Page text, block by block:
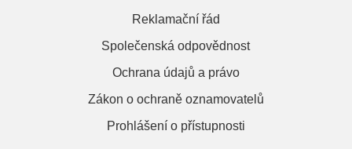
Reklamační řád
Společenská odpovědnost
Ochrana údajů a právo
Zákon o ochraně oznamovatelů
Prohlášení o přístupnosti